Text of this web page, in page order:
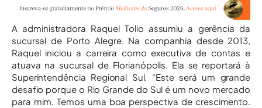
A administradora Raquel Tolio assumiu a gerência da
sucursal de Porto Alegre. Na companhia desde 2013,
Raquel iniciou a carreira como executiva de contas e
atuava na sucursal de Florianópolis. Ela se reportará à
Superintendência Regional Sul. “Este será um grande
desafio porque o Rio Grande do Sul é um novo mercado
para mim. Temos uma boa perspectiva de crescimento.